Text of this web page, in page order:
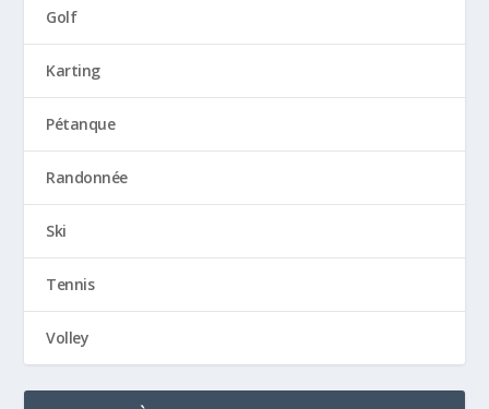
Golf
Karting
Pétanque
Randonnée
Ski
Tennis
Volley